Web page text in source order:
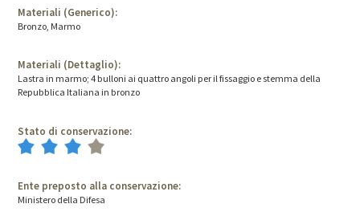
Materiali (Generico):
Bronzo, Marmo
Materiali (Dettaglio):
Lastra in marmo; 4 bulloni ai quattro angoli per il fissaggio e stemma della
Repubblica Italiana in bronzo
Stato di conservazione:
Ente preposto alla conservazione:
Ministero della Difesa